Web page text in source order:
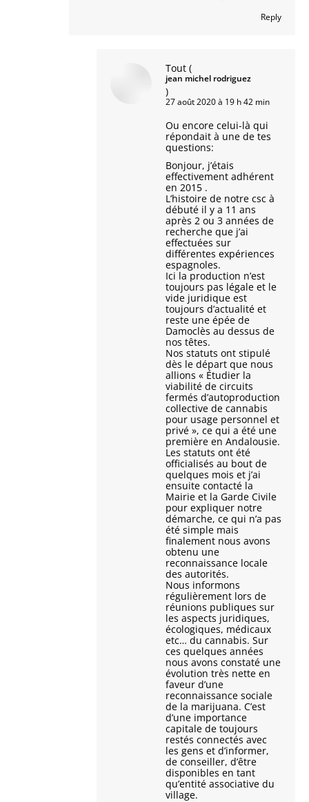
Reply
Tout (
jean michel rodriguez
)
27 août 2020 à 19 h 42 min
Ou encore celui-là qui
répondait à une de tes
questions:
Bonjour, j’étais
effectivement adhérent
en 2015 .
L’histoire de notre csc à
débuté il y a 11 ans
après 2 ou 3 années de
recherche que j’ai
effectuées sur
différentes expériences
espagnoles.
Ici la production n’est
toujours pas légale et le
vide juridique est
toujours d’actualité et
reste une épée de
Damoclès au dessus de
nos têtes.
Nos statuts ont stipulé
dès le départ que nous
allions « Étudier la
viabilité de circuits
fermés d’autoproduction
collective de cannabis
pour usage personnel et
privé », ce qui a été une
première en Andalousie.
Les statuts ont été
officialisés au bout de
quelques mois et j’ai
ensuite contacté la
Mairie et la Garde Civile
pour expliquer notre
démarche, ce qui n’a pas
été simple mais
finalement nous avons
obtenu une
reconnaissance locale
des autorités.
Nous informons
régulièrement lors de
réunions publiques sur
les aspects juridiques,
écologiques, médicaux
etc… du cannabis. Sur
ces quelques années
nous avons constaté une
évolution très nette en
faveur d’une
reconnaissance sociale
de la marijuana. C’est
d’une importance
capitale de toujours
restés connectés avec
les gens et d’informer,
de conseiller, d’être
disponibles en tant
qu’entité associative du
village.